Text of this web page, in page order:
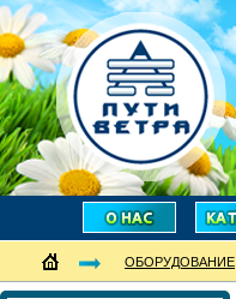
ОБОРУДОВАНИЕ